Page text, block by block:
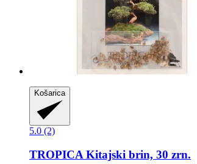
Košarica
5.0 (2)
TROPICA Kitajski brin, 30 zrn.